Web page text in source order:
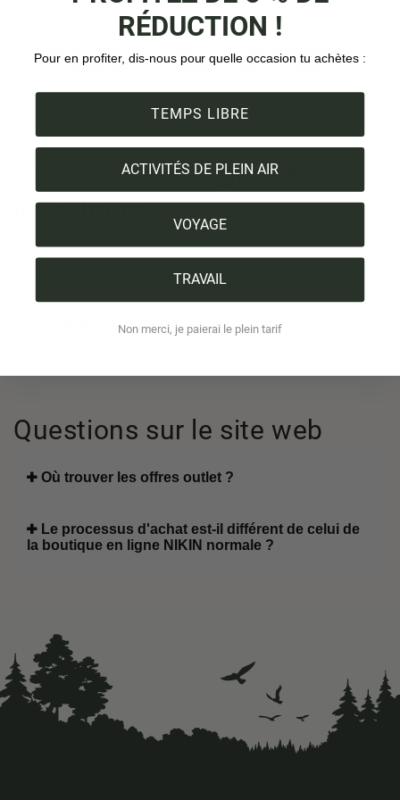
Les actions combinées sont-elles également
applicables dans la boutique outlet en ligne ?
Questions sur la garantie et
les retours
Combien de temps ai-je une garantie sur les
produits Outlet que j'ai achetés ?
Puis-je échanger des produits Outlet ?
Questions sur le site web
Où trouver les offres outlet ?
Le processus d'achat est-il différent de celui de
la boutique en ligne NIKIN normale ?
RÉDUCTION !
Pour en profiter, dis-nous pour quelle occasion tu achètes :
TEMPS LIBRE
ACTIVITÉS DE PLEIN AIR
VOYAGE
TRAVAIL
Non merci, je paierai le plein tarif